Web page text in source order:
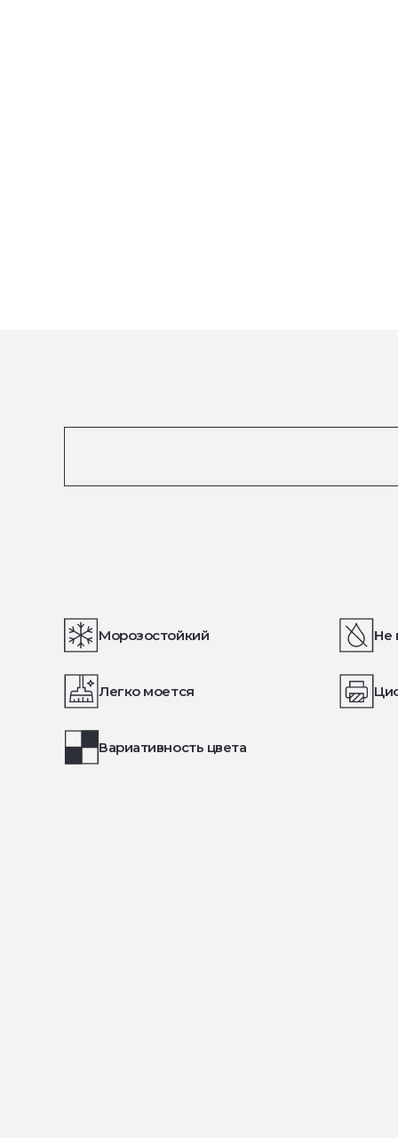
Морозостойкий Не
Легко моется
Вариативность цвета